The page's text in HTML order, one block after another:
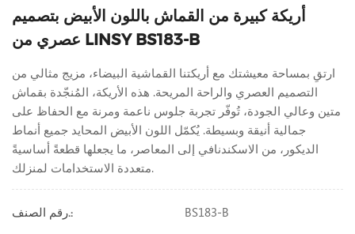
أريكة كبيرة من القماش باللون الأبيض بتصميم
عصري من LINSY BS183-B
ارتقِ بمساحة معيشتك مع أريكتنا القماشية البيضاء، مزيج مثالي من
التصميم العصري والراحة المريحة. هذه الأريكة، المُنجّدة بقماش
متين وعالي الجودة، تُوفّر تجربة جلوس ناعمة ومرنة مع الحفاظ على
جمالية أنيقة وبسيطة. يُكمّل اللون الأبيض المحايد جميع أنماط
الديكور، من الاسكندنافي إلى المعاصر، ما يجعلها قطعةً أساسيةً
متعددة الاستخدامات لمنزلك.
رقم الصنف.: BS183-B